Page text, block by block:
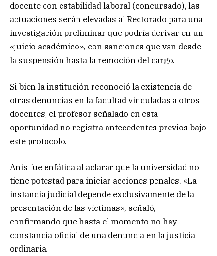
docente con estabilidad laboral (concursado), las
actuaciones serán elevadas al Rectorado para una
investigación preliminar que podría derivar en un
«juicio académico», con sanciones que van desde
la suspensión hasta la remoción del cargo.
Si bien la institución reconoció la existencia de
otras denuncias en la facultad vinculadas a otros
docentes, el profesor señalado en esta
oportunidad no registra antecedentes previos bajo
este protocolo.
Anis fue enfática al aclarar que la universidad no
tiene potestad para iniciar acciones penales. «La
instancia judicial depende exclusivamente de la
presentación de las víctimas», señaló,
confirmando que hasta el momento no hay
constancia oficial de una denuncia en la justicia
ordinaria.